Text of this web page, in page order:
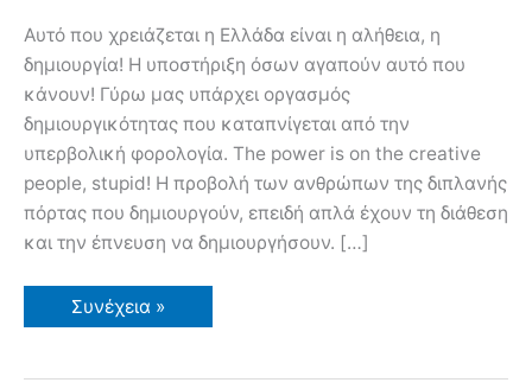
Αυτό που χρειάζεται η Ελλάδα είναι η αλήθεια, η
δημιουργία! Η υποστήριξη όσων αγαπούν αυτό που
κάνουν! Γύρω μας υπάρχει οργασμός
δημιουργικότητας που καταπνίγεται από την
υπερβολική φορολογία. The power is on the creative
people, stupid! Η προβολή των ανθρώπων της διπλανής
πόρτας που δημιουργούν, επειδή απλά έχουν τη διάθεση
και την έπνευση να δημιουργήσουν. […]
Γύρω
Μας
Δημιουργικότητας
Συνέχεια »